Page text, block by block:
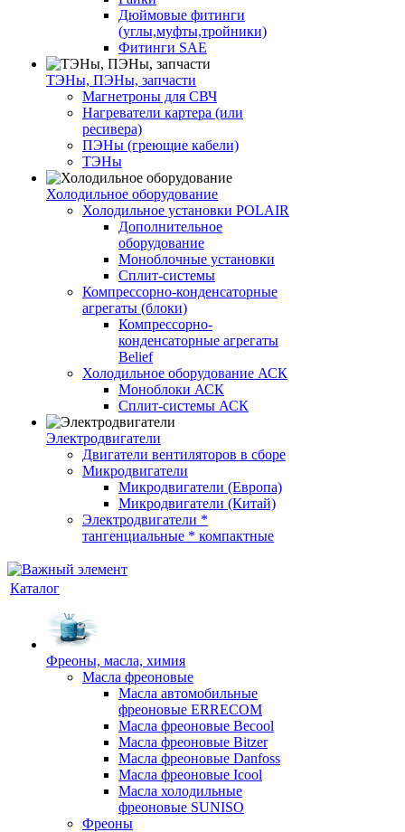
Дюймовые фитинги
(углы,муфты,тройники)
Фитинги SAE
ТЭНы, ПЭНы, запчасти
Магнетроны для СВЧ
Нагреватели картера (или
ресивера)
ПЭНы (греющие кабели)
ТЭНы
Холодильное оборудование
Холодильное установки POLAIR
Дополнительное
оборудование
Моноблочные установки
Сплит-системы
Компрессорно-конденсаторные
агрегаты (блоки)
Компрессорно-
конденсаторные агрегаты
Belief
Холодильное оборудование АСК
Моноблоки АСК
Сплит-системы АСК
Электродвигатели
Двигатели вентиляторов в сборе
Микродвигатели
Микродвигатели (Европа)
Микродвигатели (Китай)
Электродвигатели *
тангенциальные * компактные
Каталог
Фреоны, масла, химия
Масла фреоновые
Масла автомобильные
фреоновые ERRECOM
Масла фреоновые Becool
Масла фреоновые Bitzer
Масла фреоновые Danfoss
Масла фреоновые Icool
Масла холодильные
фреоновые SUNISO
Фреоны